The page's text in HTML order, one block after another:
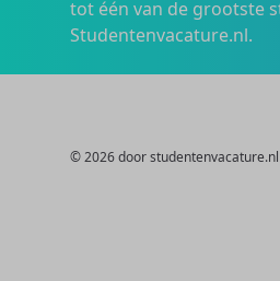
tot één van de grootste
Studentenvacature.nl.
© 2026 door studentenvacature.nl